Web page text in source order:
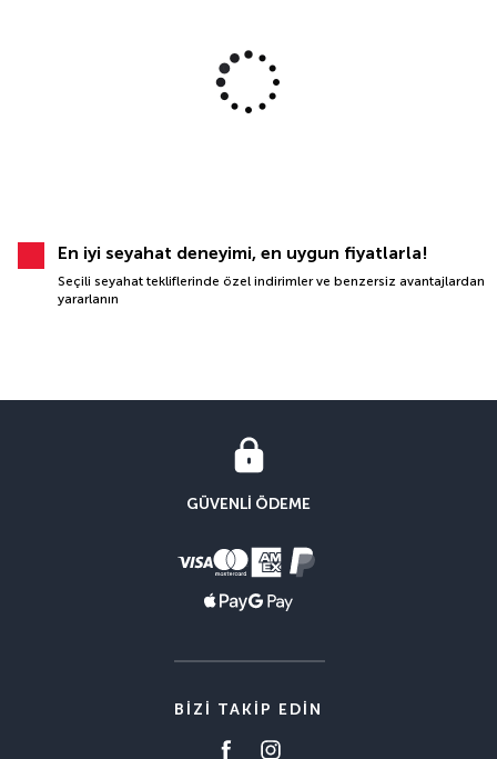
En iyi seyahat deneyimi, en uygun fiyatlarla!
Seçili seyahat tekliflerinde özel indirimler ve benzersiz avantajlardan
yararlanın
GÜVENLI ÖDEME
BIZI TAKIP EDIN